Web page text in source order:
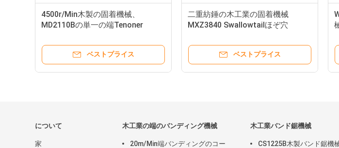
4500r/Min木製の固着機械、
MD2110Bの単一の端Tenoner
ベストプライス
二重紡錘の木工業の固着機械
MXZ3840 Swallowtailほぞ穴
ベストプライス
について
家
木工業の端のバンディング機械
20m/Min端バンディングのコー
木工業バンド鋸機械
CS1225B木製バンド鋸機械